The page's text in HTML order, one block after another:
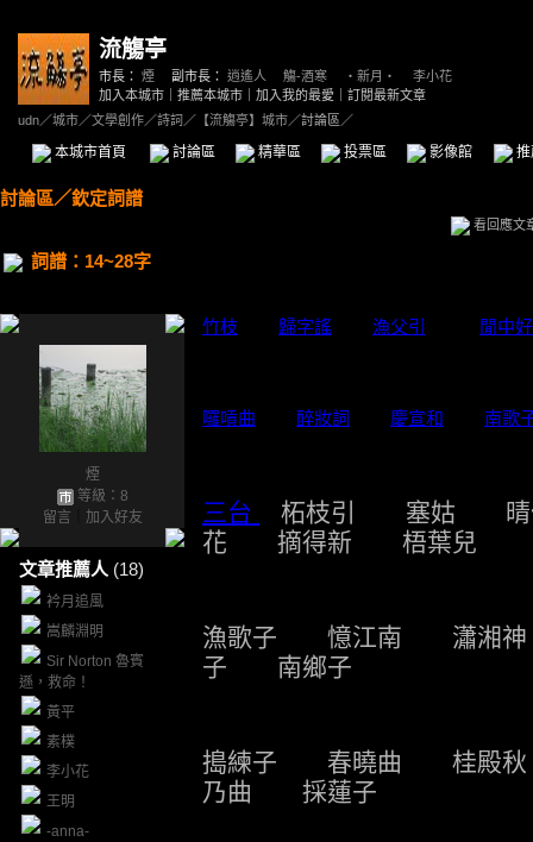
流觴亭
市長： 煙 副市長： 逍遙人 觴-酒寒 ‧新月‧
李小花
加入本城市
推薦本城市 加入我的最愛
訂閱最新文章
udn／城市／文學創作／詩詞 ／ 【流觴亭】城市／討論區／
本城市首頁 討論區 精華區 投票區 影像館
討論區／欽定詞譜
看回應文
詞譜：14~28字
煙
等級：8
留言
加入好友
文章推薦人 (18)
衿月追風
嵩麟淵明
Sir Norton 魯賓
遜，救命！
黃平
素樸
李小花
王明
-anna-
竹枝 歸字謠 漁父引 閒中好
囉嗊曲 醉妝詞 慶宣和 南歌
三台
柘枝引 塞姑 晴
花 摘得新 梧葉兒
漁歌子 憶江南 瀟
子 南鄉子
搗練子 春曉曲 桂
乃曲 採蓮子